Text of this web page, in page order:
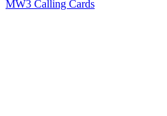
MW3 Calling Cards